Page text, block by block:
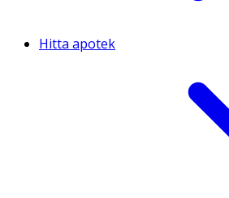
Hitta apotek